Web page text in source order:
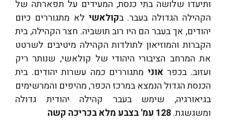
ותיעדו שלושה בתי כנסת, המעידים על תפארתה של
הקהילה הגדולה בעבר. בקולאשילא מתגוררים כיום
יהודים, אך בעבר הם היו רוב תושביה. חצר הקהילה, בית
הקברות והמוזיאון לתולדות הקהילה מיטיבים לשרטט
את המרחב הציבורי היהודי של קולאשי, שנותר ריק
ועזוב. בכפראונימתגוררים כמה עשרות יהודים. בית
הכנסת הגדול הנמצא במרכז הכפר, מהיפים והמרשימים
בגיאורגיה, שימש בעבר קהילה יהודית גדולה
ומשגשגת.128 עמ' בצבע מלא בכריכה קשה